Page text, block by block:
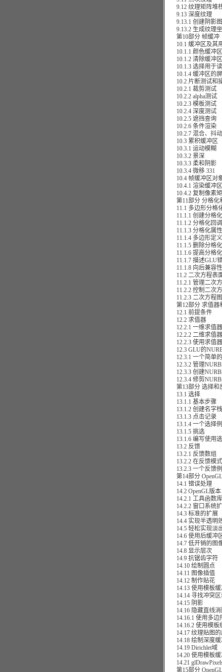
9.12 纹理矩阵堆
9.13 深度纹理
9.13.1 创建阴影图
9.13.2 生成纹理坐
第10部分 帧缓冲
10.1 缓冲区及其
10.1.1 颜色缓冲区
10.1.2 清除缓冲区
10.1.3 选择用于读
10.1.4 缓冲区的
10.2 片断测试和
10.2.1 裁剪测试
10.2.2 alpha测试
10.2.3 模板测试
10.2.4 深度测试
10.2.5 遮挡查询
10.2.6 条件渲染
10.2.7 混合、抖动
10.3 累积缓冲区
10.3.1 运动模糊
10.3.2 景深
10.3.3 柔和阴影
10.3.4 微移 331
10.4 帧缓冲区对
10.4.1 渲染缓冲区
10.4.2 复制像素
第11部分 分格化
11.1 多边形分格
11.1.1 创建分格
11.1.2 分格化回
11.1.3 分格化属性
11.1.4 多边形定义
11.1.5 删除分格
11.1.6 提高分格化
11.1.7 描述GLU
11.1.8 向后兼容性
11.2 二次方程表面
11.2.1 管理二次方
11.2.2 控制二次方
11.2.3 二次方程
第12部分 求值器
12.1 前提条件
12.2 求值器
12.2.1 一维求值器
12.2.2 二维求值器
12.2.3 使用求值器
12.3 GLU的
12.3.1 一个简单的
12.3.2 管理
12.3.3 创建
12.3.4 修剪
第13部分 选择和
13.1 选择
13.1.1 基本步骤
13.1.2 创建名字栈
13.1.3 点击记录
13.1.4 一个选择
13.1.5 挑选
13.1.6 编写使用选
13.2 反馈
13.2.1 反馈数组
13.2.2 在反馈模式
13.2.3 一个反馈
第14部分 OpenGL
14.1 错误处理
14.2 OpenGL版本
14.2.1 工具函数
14.2.2 窗口系统扩
14.3 标准的扩展
14.4 实现半透明
14.5 轻松实现淡
14.6 使用后缓冲
14.7 低开销的图
14.8 显示层次
14.9 抗锯齿字符
14.10 绘制圆点
14.11 图像插值
14.12 制作贴花
14.13 使用模板缓
14.14 寻找冲突区
14.15 阴影
14.16 隐藏直线消
14.16.1 使用多边
14.16.2 使用模板
14.17 纹理贴图的
14.18 绘制深度缓
14.19 Dirichlet域
14.20 使用模板缓
14.21
第15部分 OpenGL